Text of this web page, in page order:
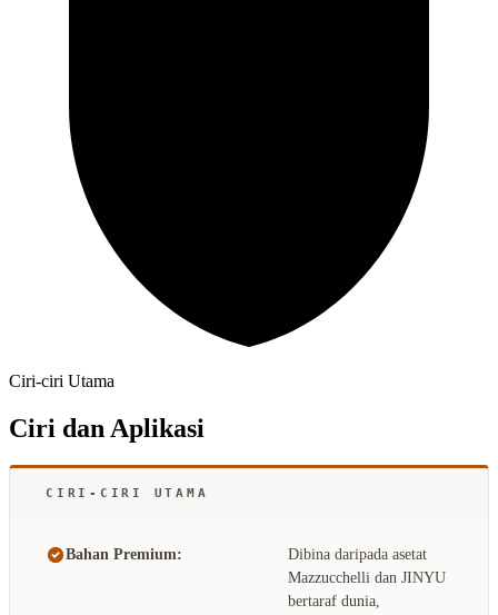
Ciri-ciri Utama
Ciri dan Aplikasi
CIRI-CIRI UTAMA
Bahan Premium:
Dibina daripada asetat
Mazzucchelli dan JINYU
bertaraf dunia,